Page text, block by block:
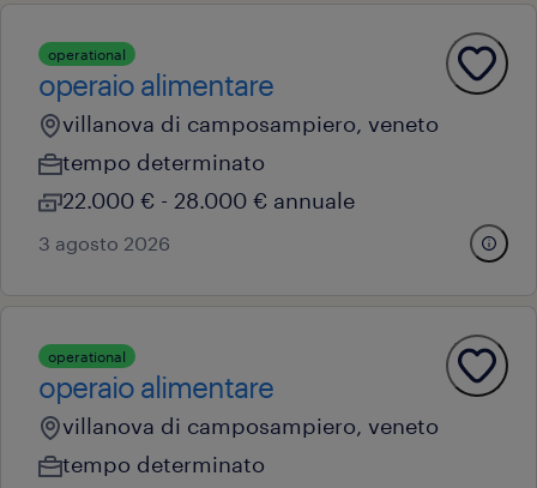
operational
operaio alimentare
villanova di camposampiero, veneto
tempo determinato
22.000 € - 28.000 € annuale
3 agosto 2026
operational
operaio alimentare
villanova di camposampiero, veneto
tempo determinato